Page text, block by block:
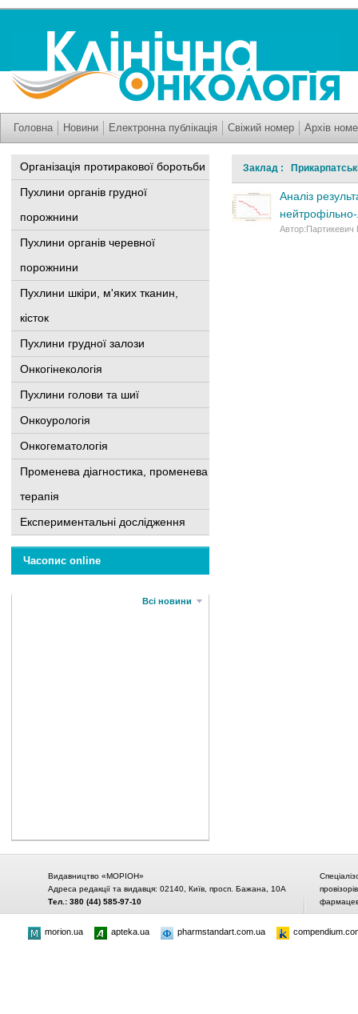
Головна Новини Електронна публікація Свіжий номер Архів
Організація протиракової боротьби
Пухлини органів грудної
порожнини
Пухлини органів черевної
порожнини
Пухлини шкіри, м'яких тканин,
кісток
Пухлини грудної залози
Онкогінекологія
Пухлини голови та шиї
Онкоурологія
Онкогематологія
Променева діагностика, променева
терапія
Експериментальні дослідження
Часопис online
Всі новини
Заклад :
Аналіз
Видавництво «МОРІОН»
Адреса редакції та видавця: 02140, Київ, просп. Бажана, 10А
Тел.: 380 (44) 585-97-10
morion.ua apteka.ua pharmstandart.com.ua